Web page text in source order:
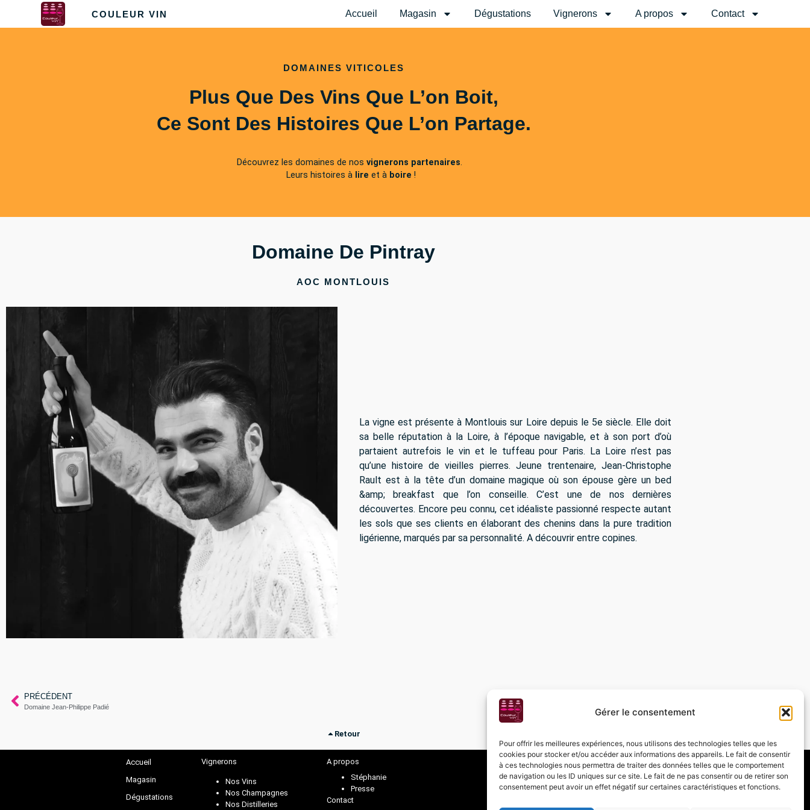
Gérer le consentement
Pour offrir les meilleures expériences, nous utilisons des technologies telles que les
cookies pour stocker et/ou accéder aux informations des appareils. Le fait de consentir
à ces technologies nous permettra de traiter des données telles que le comportement
de navigation ou les ID uniques sur ce site. Le fait de ne pas consentir ou de retirer son
consentement peut avoir un effet négatif sur certaines caractéristiques et fonctions.
COULEUR VIN Accueil Magasin Dégustations Vignerons A propos Contact
DOMAINES VITICOLES
Plus Que Des Vins Que L’on Boit,
Ce Sont Des Histoires Que L’on Partage.
Découvrez les domaines de nosvignerons partenaires.
Leurs histoires à lire et à boire !
Domaine De Pintray
AOC MONTLOUIS
La vigne est présente à Montlouis sur Loire depuis le 5e siècle. Elle doit
sa belle réputation à la Loire, à l’époque navigable, et à son port d’où
partaient autrefois le vin et le tuffeau pour Paris. La Loire n’est pas
qu’une histoire de vieilles pierres. Jeune trentenaire, Jean-Christophe
Rault est à la tête d’un domaine magique où son épouse gère un bed
&amp; breakfast que l’on conseille. C’est une de nos dernières
découvertes. Encore peu connu, cet idéaliste passionné respecte autant
les sols que ses clients en élaborant des chenins dans la pure tradition
ligérienne, marqués par sa personnalité. A découvrir entre copines.
PRÉCÉDENT
Domaine Jean-Philippe Padié
Retour
Accueil
Magasin
Dégustations
Vignerons
Nos Vins
Nos Champagnes
Nos Distilleries
A propos
Stéphanie
Presse
Contact